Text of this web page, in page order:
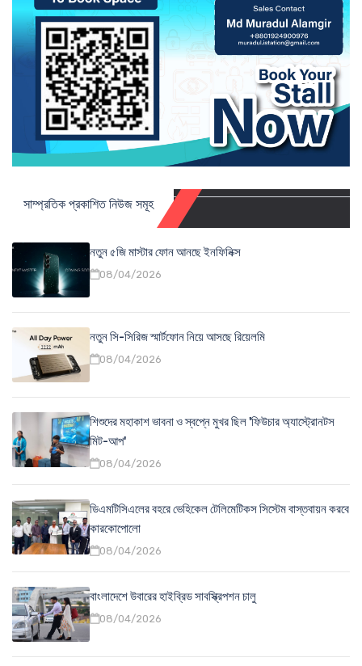
সাম্প্রতিক প্রকাশিত নিউজ সমূহ
নতুন ৫জি মাস্টার ফোন আনছে ইনফিনিক্স
08/04/2026
নতুন সি-সিরিজ স্মার্টফোন নিয়ে আসছে রিয়েলমি
08/04/2026
শিশুদের মহাকাশ ভাবনা ও স্বপ্নে মুখর ছিল 'ফিউচার অ্যাস্ট্রোনটস
মিট-আপ'
08/04/2026
ডিএমটিসিএলের বহরে ভেহিকেল টেলিমেটিকস সিস্টেম বাস্তবায়ন করবে
কারকোপোলো
08/04/2026
বাংলাদেশে উবারের হাইব্রিড সাবস্ক্রিপশন চালু
08/04/2026